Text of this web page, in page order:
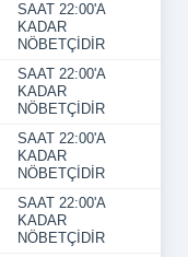
SAAT 22:00'A
KADAR
NÖBETÇİDİR
SAAT 22:00'A
KADAR
NÖBETÇİDİR
SAAT 22:00'A
KADAR
NÖBETÇİDİR
SAAT 22:00'A
KADAR
NÖBETÇİDİR